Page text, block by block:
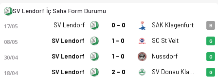
FC Lendorf - ATSV Wolfsberg 4-1 bitti. Gol anları, kadro,
SV Lendorf İç Saha Form Durumu
17/05 SV Lendorf 0 - 0 SAK Klagenfurt B
08/05 SV Lendorf 1 - 0 SC St Veit G
30/04 SV Lendorf 1 - 0 Nussdorf G
18/04 SV Lendorf 2 - 0 SV Donau Klagenfurt G